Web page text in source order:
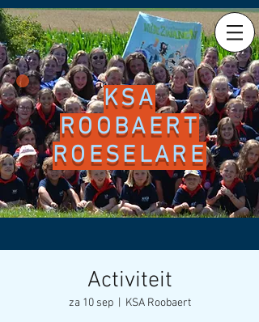
KSA
ROOBAERT
ROESELARE
Activiteit
za 10 sep
  |
KSA Roobaert